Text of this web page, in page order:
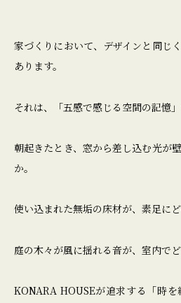
家づくりにおいて、デザインと同じ
あります。
それは、「五感で感じる空間の記憶」
朝起きたとき、窓から差し込む光が
か。
使い込まれた無垢の床材が、素足に
庭の木々が風に揺れる音が、室内でど
KONARA HOUSEが追求する「時